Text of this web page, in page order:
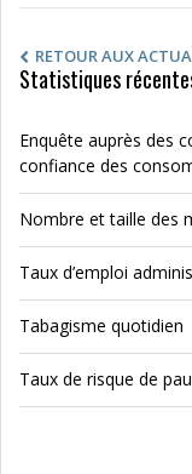
RETOUR AUX
Statistiques
Enquête auprès des
confiance des
Nombre et taille des
Taux d’emploi
Tabagisme quotidien
Taux de risque de